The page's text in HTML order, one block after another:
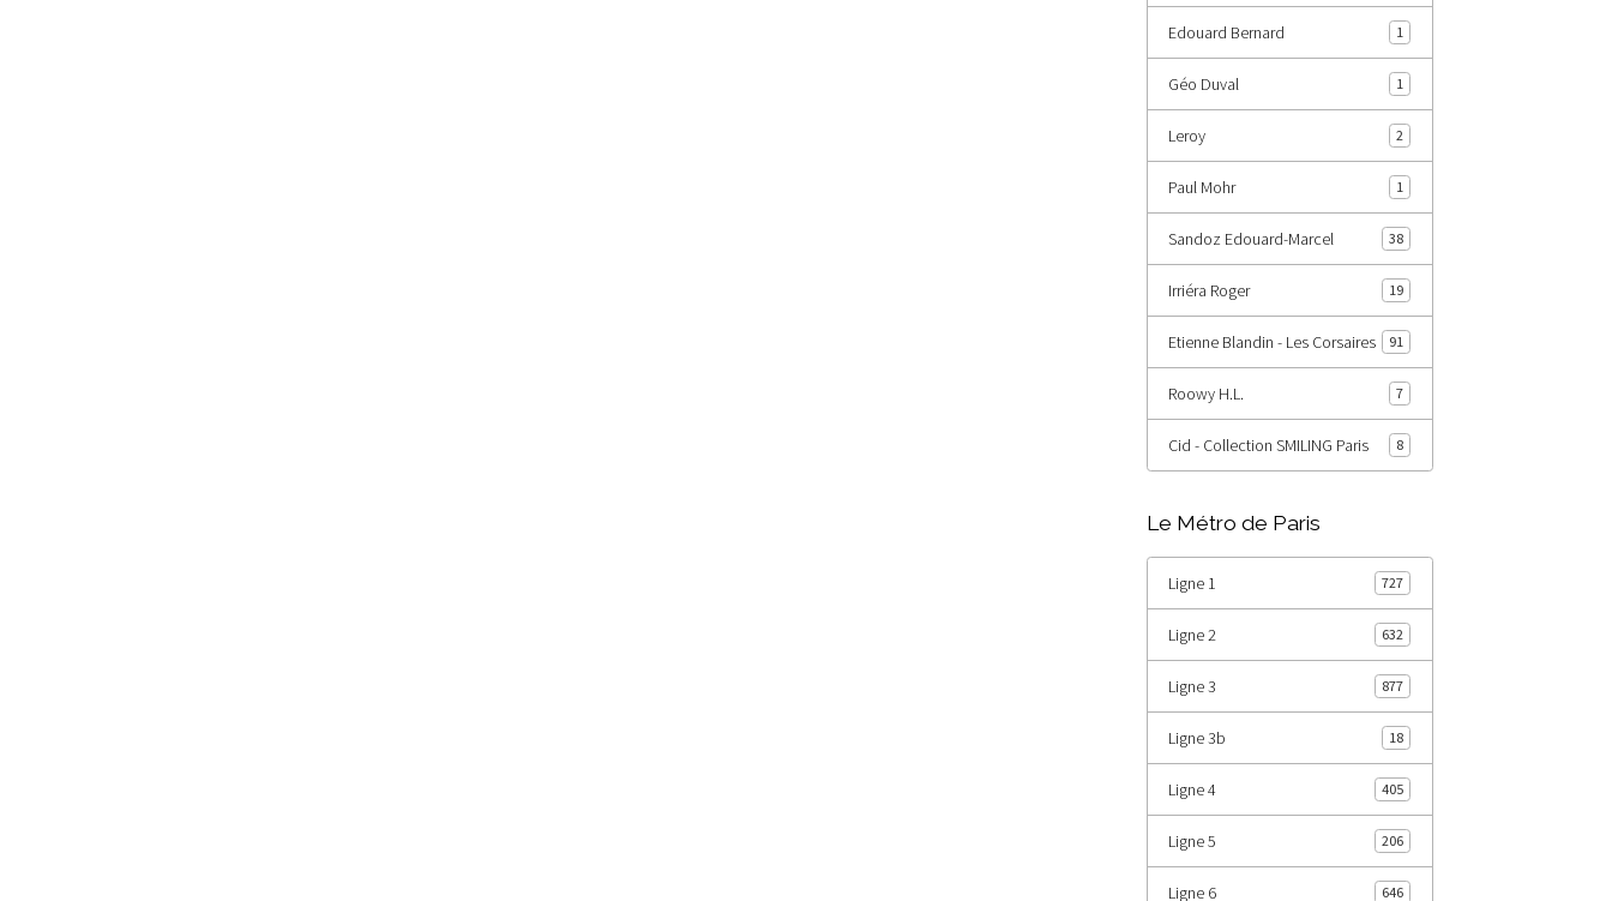
Edouard Bernard 1
Géo Duval 1
Leroy 2
Paul Mohr 1
Sandoz Edouard-Marcel 38
Irriéra Roger 19
Etienne Blandin - Les Corsaires 91
Roowy H.L. 7
Cid - Collection SMILING Paris 8
Le Métro de Paris
Ligne 1 727
Ligne 2 632
Ligne 3 877
Ligne 3b 18
Ligne 4 405
Ligne 5 206
Ligne 6 646